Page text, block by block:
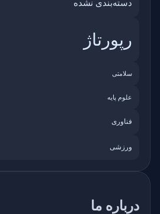
دسته‌بندی نشده
رپورتاژ
سلامتی
علوم پایه
فناوری
ورزشی
درباره ما